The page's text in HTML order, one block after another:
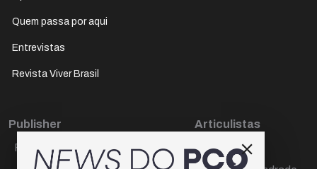
Quem passa por aqui
Entrevistas
Revista Viver Brasil
Publisher
Paulo Cesar de Oliveira
Articulistas
Décio Freire